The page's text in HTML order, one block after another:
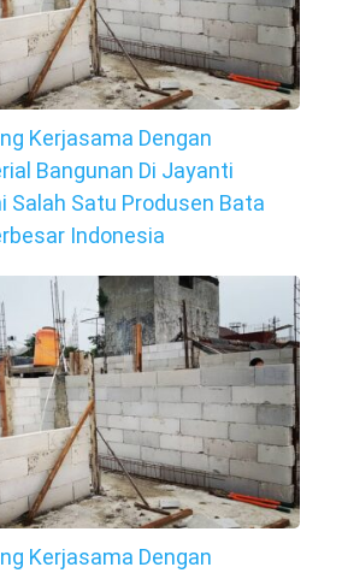
Kerjasama Dengan
Bangunan Di Jayanti
Salah Satu Produsen Bata
Indonesia
Kerjasama Dengan